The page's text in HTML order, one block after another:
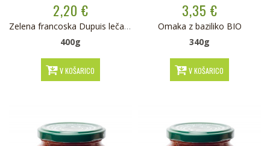
2,20 €
Zelena francoska Dupuis leča vložena BIO
400g
V KOŠARICO
3,35 €
Omaka z baziliko BIO
340g
V KOŠARICO